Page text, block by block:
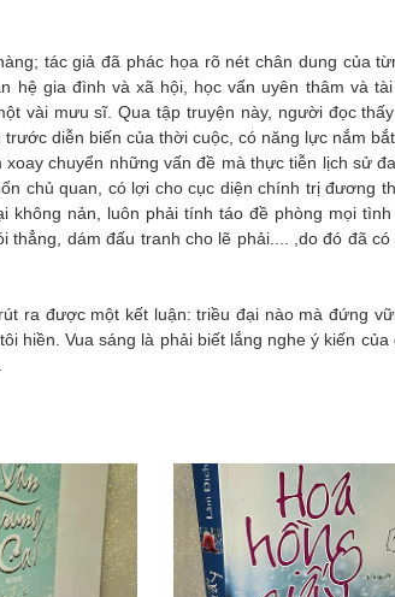
tác giả đã phác họa rõ nét chân dung của
hệ gia đình và xã hội, học vấn uyên thâm và
vài mưu sĩ. Qua tập truyện này, người đọc
diễn biến của thời cuộc, có năng lực nắm
chuyển những vấn đề mà thực tiễn lịch sử
chủ quan, có lợi cho cục diện chính trị đương
nản, luôn phải tính táo đề phòng mọi
dám đấu tranh cho lẽ phải.... ,do đó đã
được một kết luận: triều đại nào mà đứng
hiền. Vua sáng là phải biết lắng nghe ý kiến của